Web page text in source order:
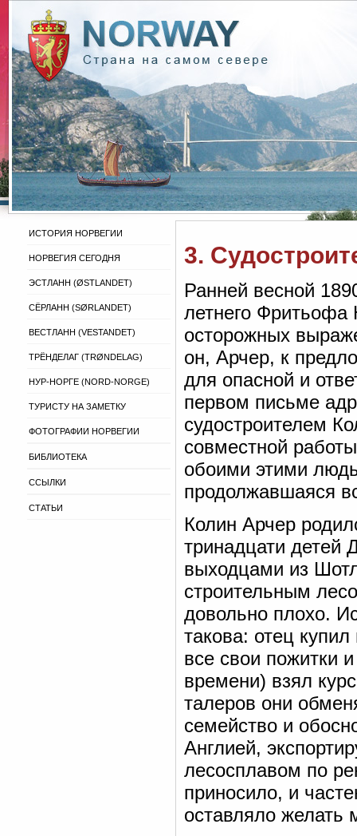
ИСТОРИЯ НОРВЕГИИ
НОРВЕГИЯ СЕГОДНЯ
ЭСТЛАНН (ØSTLANDET)
СЁРЛАНН (SØRLANDET)
ВЕСТЛАНН (VESTANDET)
ТРЁНДЕЛАГ (TRØNDELAG)
НУР-НОРГЕ (NORD-NORGE)
ТУРИСТУ НА ЗАМЕТКУ
ФОТОГРАФИИ НОРВЕГИИ
БИБЛИОТЕКА
ССЫЛКИ
СТАТЬИ
3.
Ранней весной
летнего
осторожных
он, Арчер, к
для опасной и
первом письме
судостроителем
совместной
обоими этими
продолжавшаяся
Колин Арчер
тринадцати детей
выходцами из
строительным
довольно плохо.
такова: отец
все свои пожитки
времени) взял
талеров они
семейство и
Англией,
лесосплавом по
приносило, и
оставляло желать